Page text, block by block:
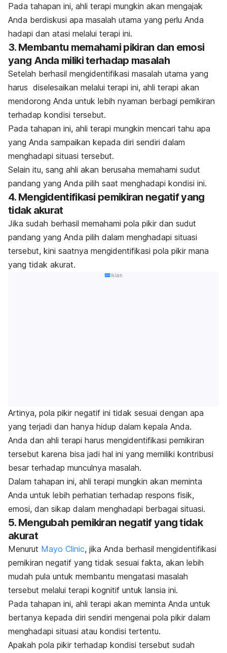
Pada tahapan ini, ahli terapi mungkin akan mengajak
Anda berdiskusi apa masalah utama yang perlu Anda
hadapi dan atasi melalui terapi ini.
3. Membantu memahami pikiran dan emosi
yang Anda miliki terhadap masalah
Setelah berhasil mengidentifikasi masalah utama yang
harus diselesaikan melalui terapi ini, ahli terapi akan
mendorong Anda untuk lebih nyaman berbagi pemikiran
terhadap kondisi tersebut.
Pada tahapan ini, ahli terapi mungkin mencari tahu apa
yang Anda sampaikan kepada diri sendiri dalam
menghadapi situasi tersebut.
Selain itu, sang ahli akan berusaha memahami sudut
pandang yang Anda pilih saat menghadapi kondisi ini.
4. Mengidentifikasi pemikiran negatif yang
tidak akurat
Jika sudah berhasil memahami pola pikir dan sudut
pandang yang Anda pilih dalam menghadapi situasi
tersebut, kini saatnya mengidentifikasi pola pikir mana
yang tidak akurat.
Iklan
Artinya, pola pikir negatif ini tidak sesuai dengan apa
yang terjadi dan hanya hidup dalam kepala Anda.
Anda dan ahli terapi harus mengidentifikasi pemikiran
tersebut karena bisa jadi hal ini yang memiliki kontribusi
besar terhadap munculnya masalah.
Dalam tahapan ini, ahli terapi mungkin akan meminta
Anda untuk lebih perhatian terhadap respons fisik,
emosi, dan sikap dalam menghadapi berbagai situasi.
5. Mengubah pemikiran negatif yang tidak
akurat
Menurut Mayo Clinic, jika Anda berhasil mengidentifikasi
pemikiran negatif yang tidak sesuai fakta, akan lebih
mudah pula untuk membantu mengatasi masalah
tersebut melalui terapi kognitif untuk lansia ini.
Pada tahapan ini, ahli terapi akan meminta Anda untuk
bertanya kepada diri sendiri mengenai pola pikir dalam
menghadapi situasi atau kondisi tertentu.
Apakah pola pikir terhadap kondisi tersebut sudah